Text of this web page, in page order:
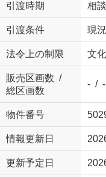
引渡時期 相談
引渡条件 現
法令上の制限 文
販売区画数 /
総区画数
- / -
物件番号
情報更新日
更新予定日